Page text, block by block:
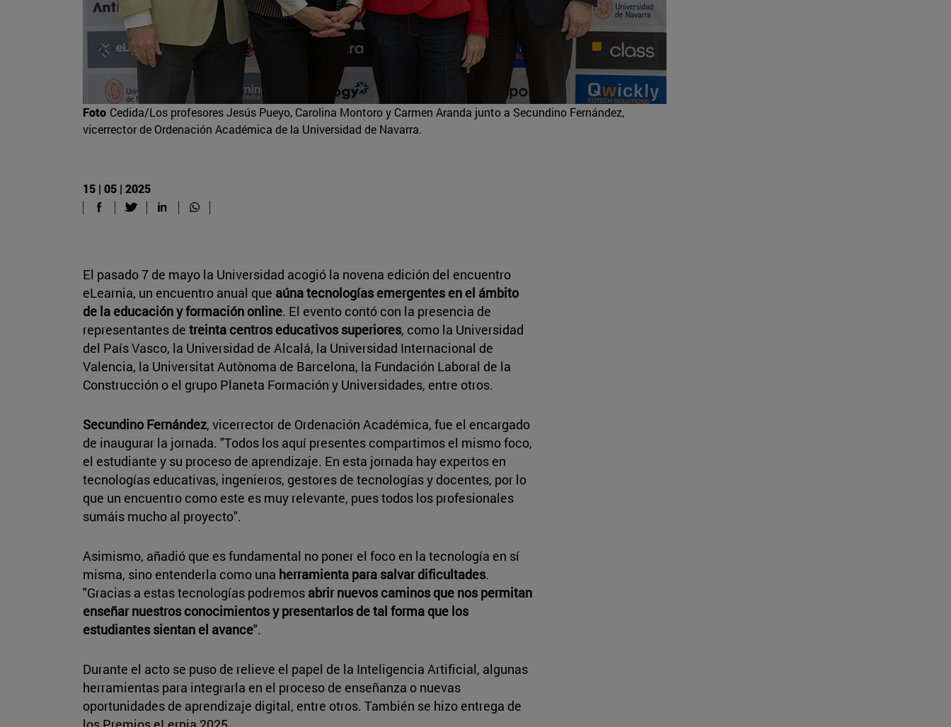
Foto Cedida/Los profesores Jesús Pueyo, Carolina Montoro y Carmen Aranda junto a Secundino Fernández,
vicerrector de Ordenación Académica de la Universidad de Navarra.
15 | 05 | 2025
El pasado 7 de mayo la Universidad acogió la novena edición del encuentro
eLearnia, un encuentro anual que aúna tecnologías emergentes en el ámbito
de la educación y formación online. El evento contó con la presencia de
representantes de treinta centros educativos superiores, como la Universidad
del País Vasco, la Universidad de Alcalá, la Universidad Internacional de
Valencia, la Universitat Autònoma de Barcelona, la Fundación Laboral de la
Construcción o el grupo Planeta Formación y Universidades, entre otros.
Secundino Fernández, vicerrector de Ordenación Académica, fue el encargado
de inaugurar la jornada. "Todos los aquí presentes compartimos el mismo foco,
el estudiante y su proceso de aprendizaje. En esta jornada hay expertos en
tecnologías educativas, ingenieros, gestores de tecnologías y docentes, por lo
que un encuentro como este es muy relevante, pues todos los profesionales
sumáis mucho al proyecto".
Asimismo, añadió que es fundamental no poner el foco en la tecnología en sí
misma, sino entenderla como una herramienta para salvar dificultades.
"Gracias a estas tecnologías podremos abrir nuevos caminos que nos permitan
enseñar nuestros conocimientos y presentarlos de tal forma que los
estudiantes sientan el avance".
Durante el acto se puso de relieve el papel de la Inteligencia Artificial, algunas
herramientas para integrarla en el proceso de enseñanza o nuevas
oportunidades de aprendizaje digital, entre otros. También se hizo entrega de